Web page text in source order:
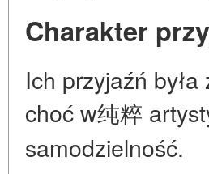
Charakter
Ich przyjaźń
choć w纯粹
samodzielność.